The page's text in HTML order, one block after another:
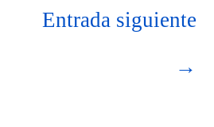
Entrada siguiente
→